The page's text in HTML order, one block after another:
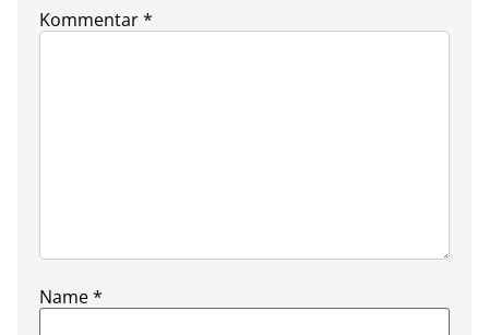
Kommentar*
Name*